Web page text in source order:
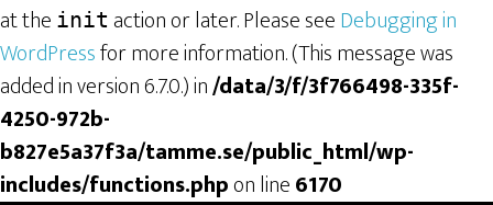
at the init action or later. Please seeDebugging in
WordPressfor more information. (This message was
added in version 6.7.0.) in/data/3/f/3f766498-335f-
4250-972b-
b827e5a37f3a/tamme.se/public_html/wp-
includes/functions.phpon line6170